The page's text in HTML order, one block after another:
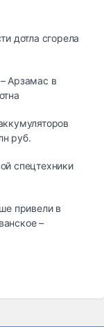
дотла сгорела
Арзамас в
руб.
спецтехники
привели в
–